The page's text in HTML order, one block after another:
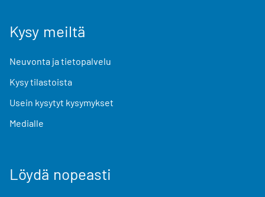
Kysy meiltä
Neuvonta ja tietopalvelu
Kysy tilastoista
Usein kysytyt kysymykset
Medialle
Löydä nopeasti